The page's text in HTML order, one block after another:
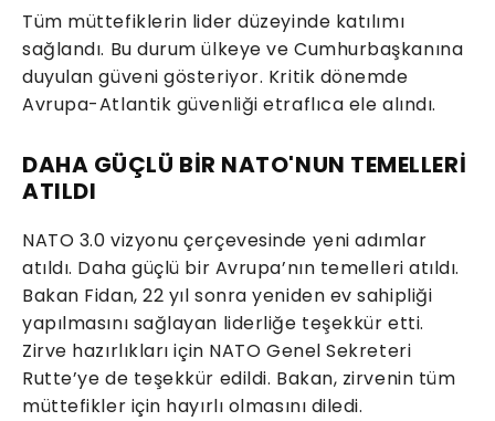
Tüm müttefiklerin lider düzeyinde katılımı
sağlandı. Bu durum ülkeye ve Cumhurbaşkanına
duyulan güveni gösteriyor. Kritik dönemde
Avrupa-Atlantik güvenliği etraflıca ele alındı.
DAHA GÜÇLÜ BİR NATO'NUN TEMELLERİ
ATILDI
NATO 3.0 vizyonu çerçevesinde yeni adımlar
atıldı. Daha güçlü bir Avrupa’nın temelleri atıldı.
Bakan Fidan, 22 yıl sonra yeniden ev sahipliği
yapılmasını sağlayan liderliğe teşekkür etti.
Zirve hazırlıkları için NATO Genel Sekreteri
Rutte’ye de teşekkür edildi. Bakan, zirvenin tüm
müttefikler için hayırlı olmasını diledi.